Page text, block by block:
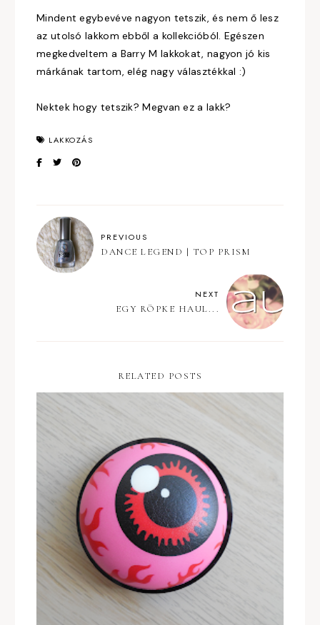
Mindent egybevéve nagyon tetszik, és nem ő lesz
az utolsó lakkom ebből a kollekcióból. Egészen
megkedveltem a Barry M lakkokat, nagyon jó kis
márkának tartom, elég nagy választékkal :)
Nektek hogy tetszik? Megvan ez a lakk?
LAKKOZÁS
PREVIOUS
DANCE LEGEND | TOP PRISM
NEXT
EGY RÖPKE HAUL...
RELATED POSTS